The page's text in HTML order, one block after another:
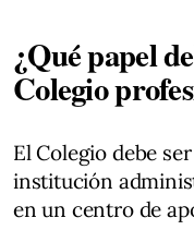
¿Qué papel
Colegio
El Colegio debe
institución
en un centro de